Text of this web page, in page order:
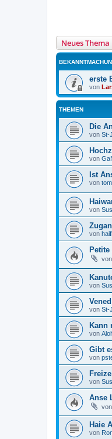
Neues Thema
erste
von
THEMEN
Die
von St-
von
Ist
von
von
von
von
von
von St-
Kann
von
Gibt
von
von
Anse
von
Haie
von